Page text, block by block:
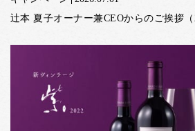
辻本 夏子オーナー兼CEOからのご挨拶（